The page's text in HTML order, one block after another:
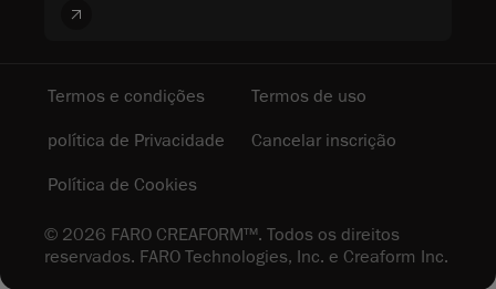
© 2026 FARO CREAFORM™. Todos os direitos
reservados. FARO Technologies, Inc. e Creaform Inc.
Termos e condições
Termos de uso
política de Privacidade
Cancelar inscrição
Política de Cookies